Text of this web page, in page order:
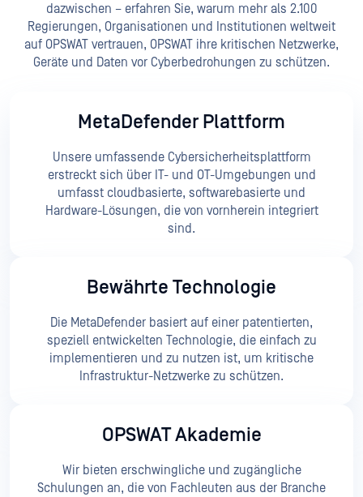
dazwischen – erfahren Sie, warum mehr als 2.100
Regierungen, Organisationen und Institutionen weltweit
auf OPSWAT vertrauen, OPSWAT ihre kritischen Netzwerke,
Geräte und Daten vor Cyberbedrohungen zu schützen.
MetaDefender Plattform
Unsere umfassende Cybersicherheitsplattform
erstreckt sich über IT- und OT-Umgebungen und
umfasst cloudbasierte, softwarebasierte und
Hardware-Lösungen, die von vornherein integriert
sind.
Bewährte Technologie
Die MetaDefender basiert auf einer patentierten,
speziell entwickelten Technologie, die einfach zu
implementieren und zu nutzen ist, um kritische
Infrastruktur-Netzwerke zu schützen.
OPSWAT Akademie
Wir bieten erschwingliche und zugängliche
Schulungen an, die von Fachleuten aus der Branche